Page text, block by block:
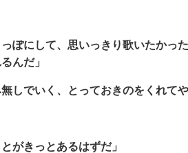
ぽにして、思いっきり歌いたかった
んだ」
しでいく、とっておきのをくれてや
がきっとあるはずだ」